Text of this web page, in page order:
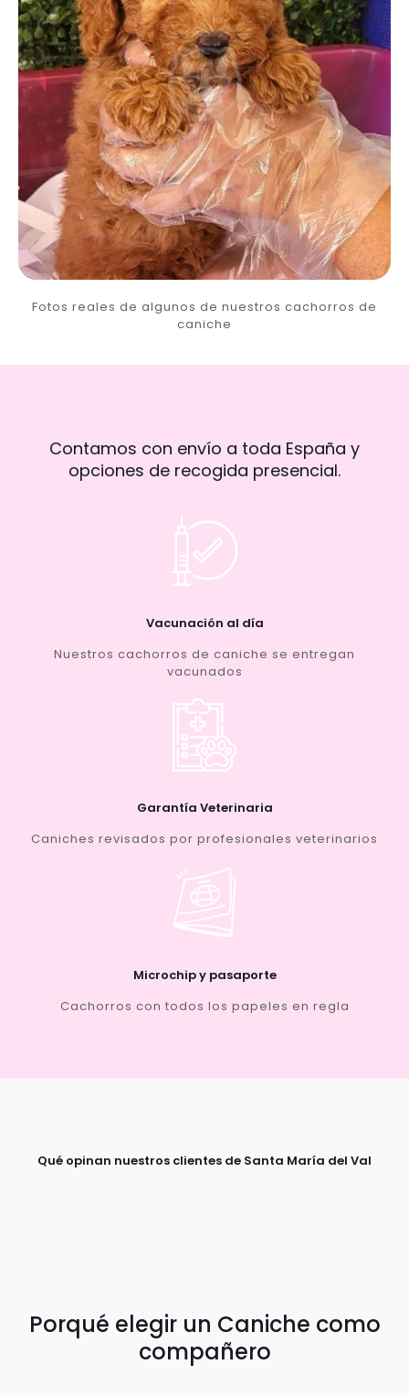
Fotos reales de algunos de nuestros cachorros de
caniche
Contamos con envío a toda España y
opciones de recogida presencial.
Vacunación al día
Nuestros cachorros de caniche se entregan
vacunados
Garantía Veterinaria
Caniches revisados por profesionales veterinarios
Microchip y pasaporte
Cachorros con todos los papeles en regla
Qué opinan nuestros clientes de Santa María del Val
Porqué elegir un Caniche como
compañero